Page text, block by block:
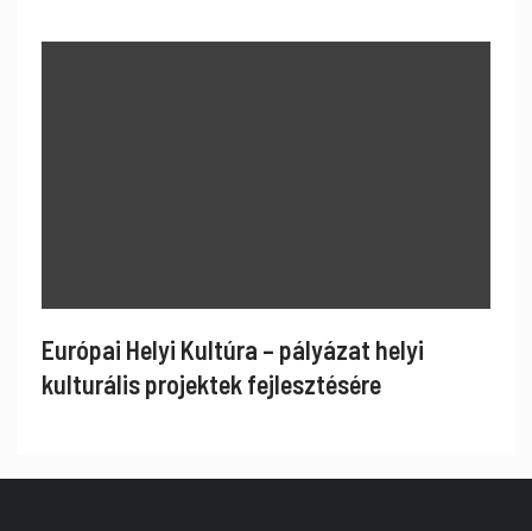
Európai Helyi Kultúra – pályázat helyi
kulturális projektek fejlesztésére